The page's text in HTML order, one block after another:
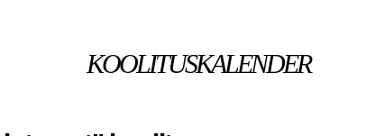
KOOLITUSKALENDER